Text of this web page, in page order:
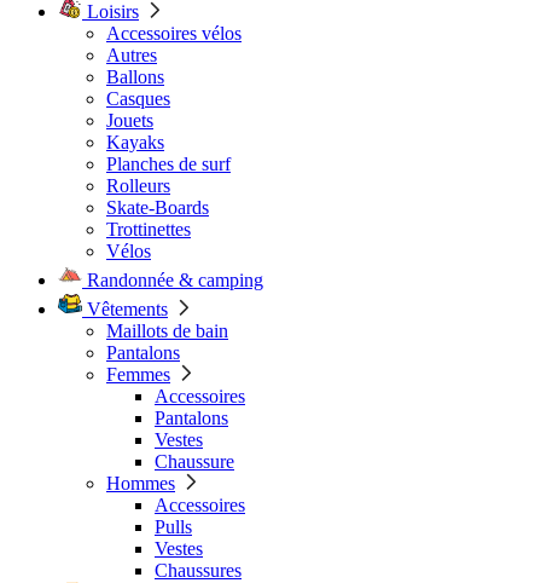
Loisirs
Accessoires vélos
Autres
Ballons
Casques
Jouets
Kayaks
Planches de surf
Rolleurs
Skate-Boards
Trottinettes
Vélos
Randonnée & camping
Vêtements
Maillots de bain
Pantalons
Femmes
Accessoires
Pantalons
Vestes
Chaussure
Hommes
Accessoires
Pulls
Vestes
Chaussures